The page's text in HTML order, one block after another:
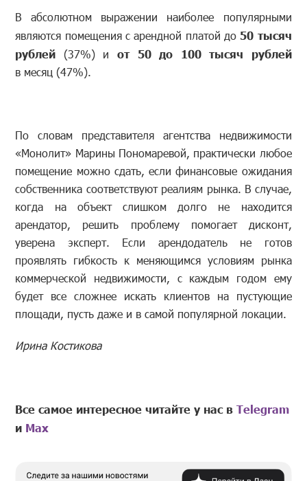
В абсолютном выражении наиболее популярными
являются помещения с арендной платой до 50 тысяч
рублей (37%) и от 50 до 100 тысяч рублей
в месяц (47%).
По словам представителя агентства недвижимости
«Монолит» Марины Пономаревой, практически любое
помещение можно сдать, если финансовые ожидания
собственника соответствуют реалиям рынка. В случае,
когда на объект слишком долго не находится
арендатор, решить проблему помогает дисконт,
уверена эксперт. Если арендодатель не готов
проявлять гибкость к меняющимся условиям рынка
коммерческой недвижимости, с каждым годом ему
будет все сложнее искать клиентов на пустующие
площади, пусть даже и в самой популярной локации.
Ирина Костикова
Все самое интересное читайте у нас вTelegram
и Mах